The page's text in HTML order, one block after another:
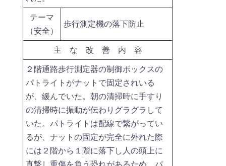
テーマ
（安全）
歩行測定機の落下防止
主 な 改 善 内 容
２階通路歩行測定器の制御ボックスの
パトライトがナットで固定されいる
が、緩んでいた。朝の清掃時に手すり
の清掃時に振動が伝わりグラグラして
いた。パトライトは配線で繋がってい
るが、ナットの固定が完全に外れた際
には２階から１階に落下し人の頭上に
直撃し重傷を負う恐れがあるため、パ